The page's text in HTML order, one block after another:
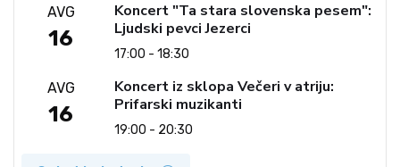
AVG
16
Koncert "Ta stara slovenska pesem":
Ljudski pevci Jezerci
17:00 - 18:30
AVG
16
Koncert iz sklopa Večeri v atriju:
Prifarski muzikanti
19:00 - 20:30